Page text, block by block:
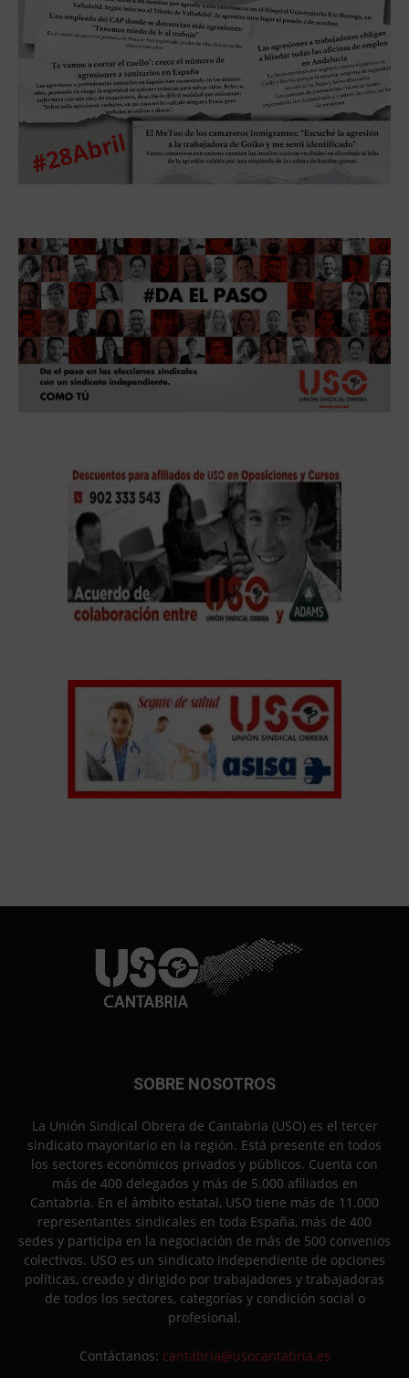
SOBRE NOSOTROS
La Unión Sindical Obrera de Cantabria (USO) es el tercer
sindicato mayoritario en la región. Está presente en todos
los sectores económicos privados y públicos. Cuenta con
más de 400 delegados y más de 5.000 afiliados en
Cantabria. En el ámbito estatal, USO tiene más de 11.000
representantes sindicales en toda España, más de 400
sedes y participa en la negociación de más de 500 convenios
colectivos. USO es un sindicato independiente de opciones
políticas, creado y dirigido por trabajadores y trabajadoras
de todos los sectores, categorías y condición social o
profesional.
Contáctanos: cantabria@usocantabria.es